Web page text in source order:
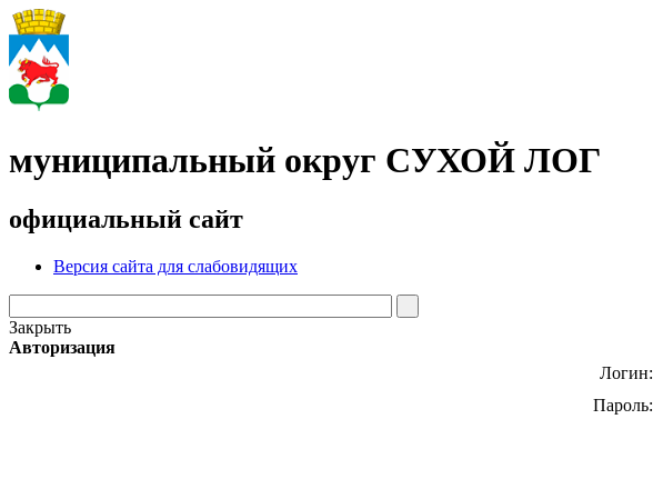
муниципальный округ СУХОЙ ЛОГ
официальный сайт
Версия сайта для слабовидящих
Закрыть
Авторизация
Логин:
Пароль: